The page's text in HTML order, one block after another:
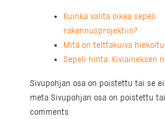
Kuinka valita oikea sepeli
rakennusprojektiin?
Mitä on telttakuiva
Sepeli hinta: Kiviaineksen
Sivupohjan osa on poistettu tai se
meta Sivupohjan osa on poistettu
comments